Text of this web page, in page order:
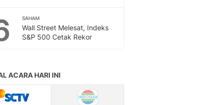
SAHAM
Wall Street Melesat, Indeks
S&P 500 Cetak Rekor